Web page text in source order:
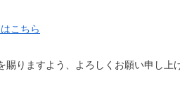
こちら
りますよう、よろしくお願い申し上